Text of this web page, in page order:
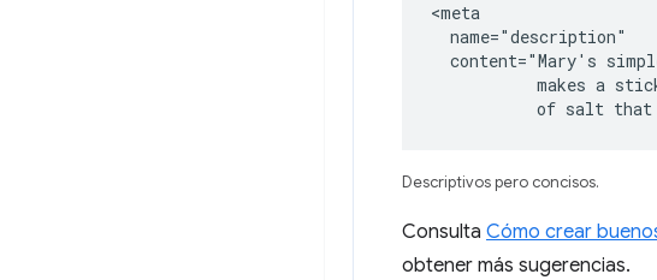
<meta
  name="description"
content="Mary's
makes a
of salt
Descriptivos pero concisos.
Consulta Cómo crear
obtener más sugerencias.